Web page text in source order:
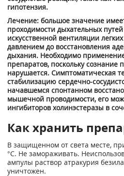
гипотензия.
Лечение: большое значение
проходимости дыхательных
искусственной вентиляции
давлением до восстановления
дыхания. Необходимо
препаратов, поскольку сознание
нарушается. Симптоматическая
стабилизацию сердечно-
начавшемся спонтанном
мышечной проводимости, его
ингибиторов холинэстеразы в
Как хранить
В защищенном от света месте,
°С. Не замораживать.
ампулы раствор атракурия
уничтожен.